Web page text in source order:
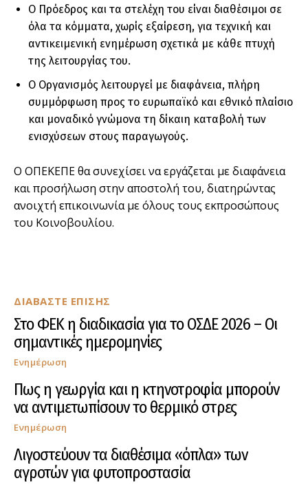
ΔΙΑΒΑΣΤΕ ΕΠΙΣΗΣ
Στο ΦΕΚ η διαδικασία για το ΟΣΔΕ 2026 – Οι
σημαντικές ημερομηνίες
Ενημέρωση
Πως η γεωργία και η κτηνοτροφία μπορούν
να αντιμετωπίσουν το θερμικό στρες
Ενημέρωση
Λιγοστεύουν τα διαθέσιμα «όπλα» των
αγροτών για φυτοπροστασία
Ο Πρόεδρος και τα στελέχη του είναι διαθέσιμοι σε
όλα τα κόμματα, χωρίς εξαίρεση, για τεχνική και
αντικειμενική ενημέρωση σχετικά με κάθε πτυχή
της λειτουργίας του.
Ο Οργανισμός λειτουργεί με διαφάνεια, πλήρη
συμμόρφωση προς το ευρωπαϊκό και εθνικό πλαίσιο
και μοναδικό γνώμονα τη δίκαιη καταβολή των
ενισχύσεων στους παραγωγούς.
Ο ΟΠΕΚΕΠΕ θα συνεχίσει να εργάζεται με διαφάνεια
και προσήλωση στην αποστολή του, διατηρώντας
ανοιχτή επικοινωνία με όλους τους εκπροσώπους
του Κοινοβουλίου.